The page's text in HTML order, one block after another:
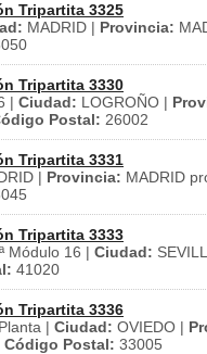
Tripartita 3325
MADRID | Provincia:
Tripartita 3330
| Ciudad: LOGROÑO |
Postal: 26002
Tripartita 3331
| Provincia: MADRID
Tripartita 3333
Módulo 16 | Ciudad:
41020
Tripartita 3336
| Ciudad: OVIEDO |
Código Postal: 33005